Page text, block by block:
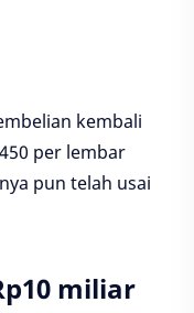
kembali
per lembar
pun telah usai
miliar